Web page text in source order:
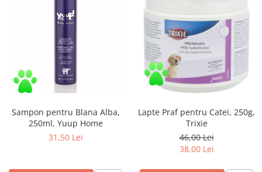
Sampon pentru Blana Alba,
250ml, Yuup Home
31,50 Lei
Lapte Praf pentru Catei, 250g,
Trixie
46,00 Lei
38,00 Lei